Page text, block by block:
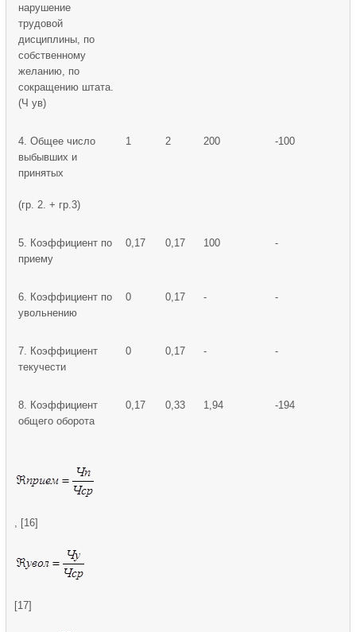
нарушение
трудовой
дисциплины, по
собственному
желанию, по
сокращению штата.
(Ч ув)
4. Общее число
выбывших и
принятых
(гр. 2. + гр.3)
1 2 200 -100
5. Коэффициент по
приему
0,17 0,17 100 -
6. Коэффициент по
увольнению
0 0,17 - -
7. Коэффициент
текучести
0 0,17 - -
8. Коэффициент
общего оборота
0,17 0,33 1,94 -194
, [16]
[17]